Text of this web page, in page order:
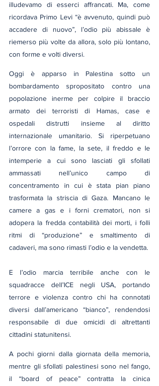
illudevamo di esserci affrancati. Ma, come
ricordava Primo Levi “è avvenuto, quindi può
accadere di nuovo”, l’odio più abissale è
riemerso più volte da allora, solo più lontano,
con forme e volti diversi.
Oggi è apparso in Palestina sotto un
bombardamento spropositato contro una
popolazione inerme per colpire il braccio
armato dei terroristi di Hamas, case e
ospedali distrutti insieme al diritto
internazionale umanitario. Si riperpetuano
l’orrore con la fame, la sete, il freddo e le
intemperie a cui sono lasciati gli sfollati
ammassati nell’unico campo di
concentramento in cui è stata pian piano
trasformata la striscia di Gaza. Mancano le
camere a gas e i forni crematori, non si
adopera la fredda contabilità dei morti, i folli
ritmi di “produzione” e smaltimento di
cadaveri, ma sono rimasti l’odio e la vendetta.
E l’odio marcia terribile anche con le
squadracce dell’ICE negli USA, portando
terrore e violenza contro chi ha connotati
diversi dall’americano “bianco”, rendendosi
responsabile di due omicidi di altrettanti
cittadini statunitensi.
A pochi giorni dalla giornata della memoria,
mentre gli sfollati palestinesi sono nel fango,
il “board of peace” contratta la cinica